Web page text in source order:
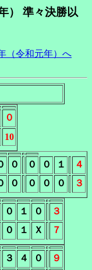
） 準々決勝以
（令和元年）へ
０
10
０ ０ ０ １ ４
０ ０ ０ ０ ３
０ １ ０ ３
０ １ Ｘ ７
３ ４ ０ ９